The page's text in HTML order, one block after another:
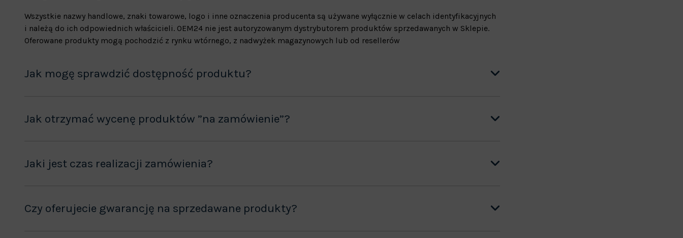
Wszystkie nazwy handlowe, znaki towarowe, logo i inne oznaczenia producenta są używane wyłącznie w celach identyfikacyjnych
i należą do ich odpowiednich właścicieli. OEM24 nie jest autoryzowanym dystrybutorem produktów sprzedawanych w Sklepie.
Oferowane produkty mogą pochodzić z rynku wtórnego, z nadwyżek magazynowych lub od resellerów
Jak mogę sprawdzić dostępność produktu?
Jak otrzymać wycenę produktów ”na zamówienie”?
Jaki jest czas realizacji zamówienia?
Czy oferujecie gwarancję na sprzedawane produkty?